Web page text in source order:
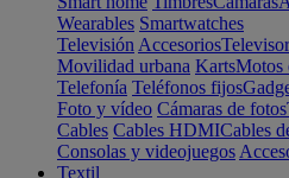
Wearables Smartwatches
Televisión Accesorios
Movilidad urbana KartsMotos
Telefonía Teléfonos fijos
Foto y vídeo Cámaras de fotos
Cables Cables HDMICables
Consolas y videojuegos
Textil